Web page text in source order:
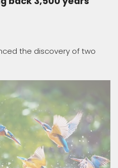
the discovery of two